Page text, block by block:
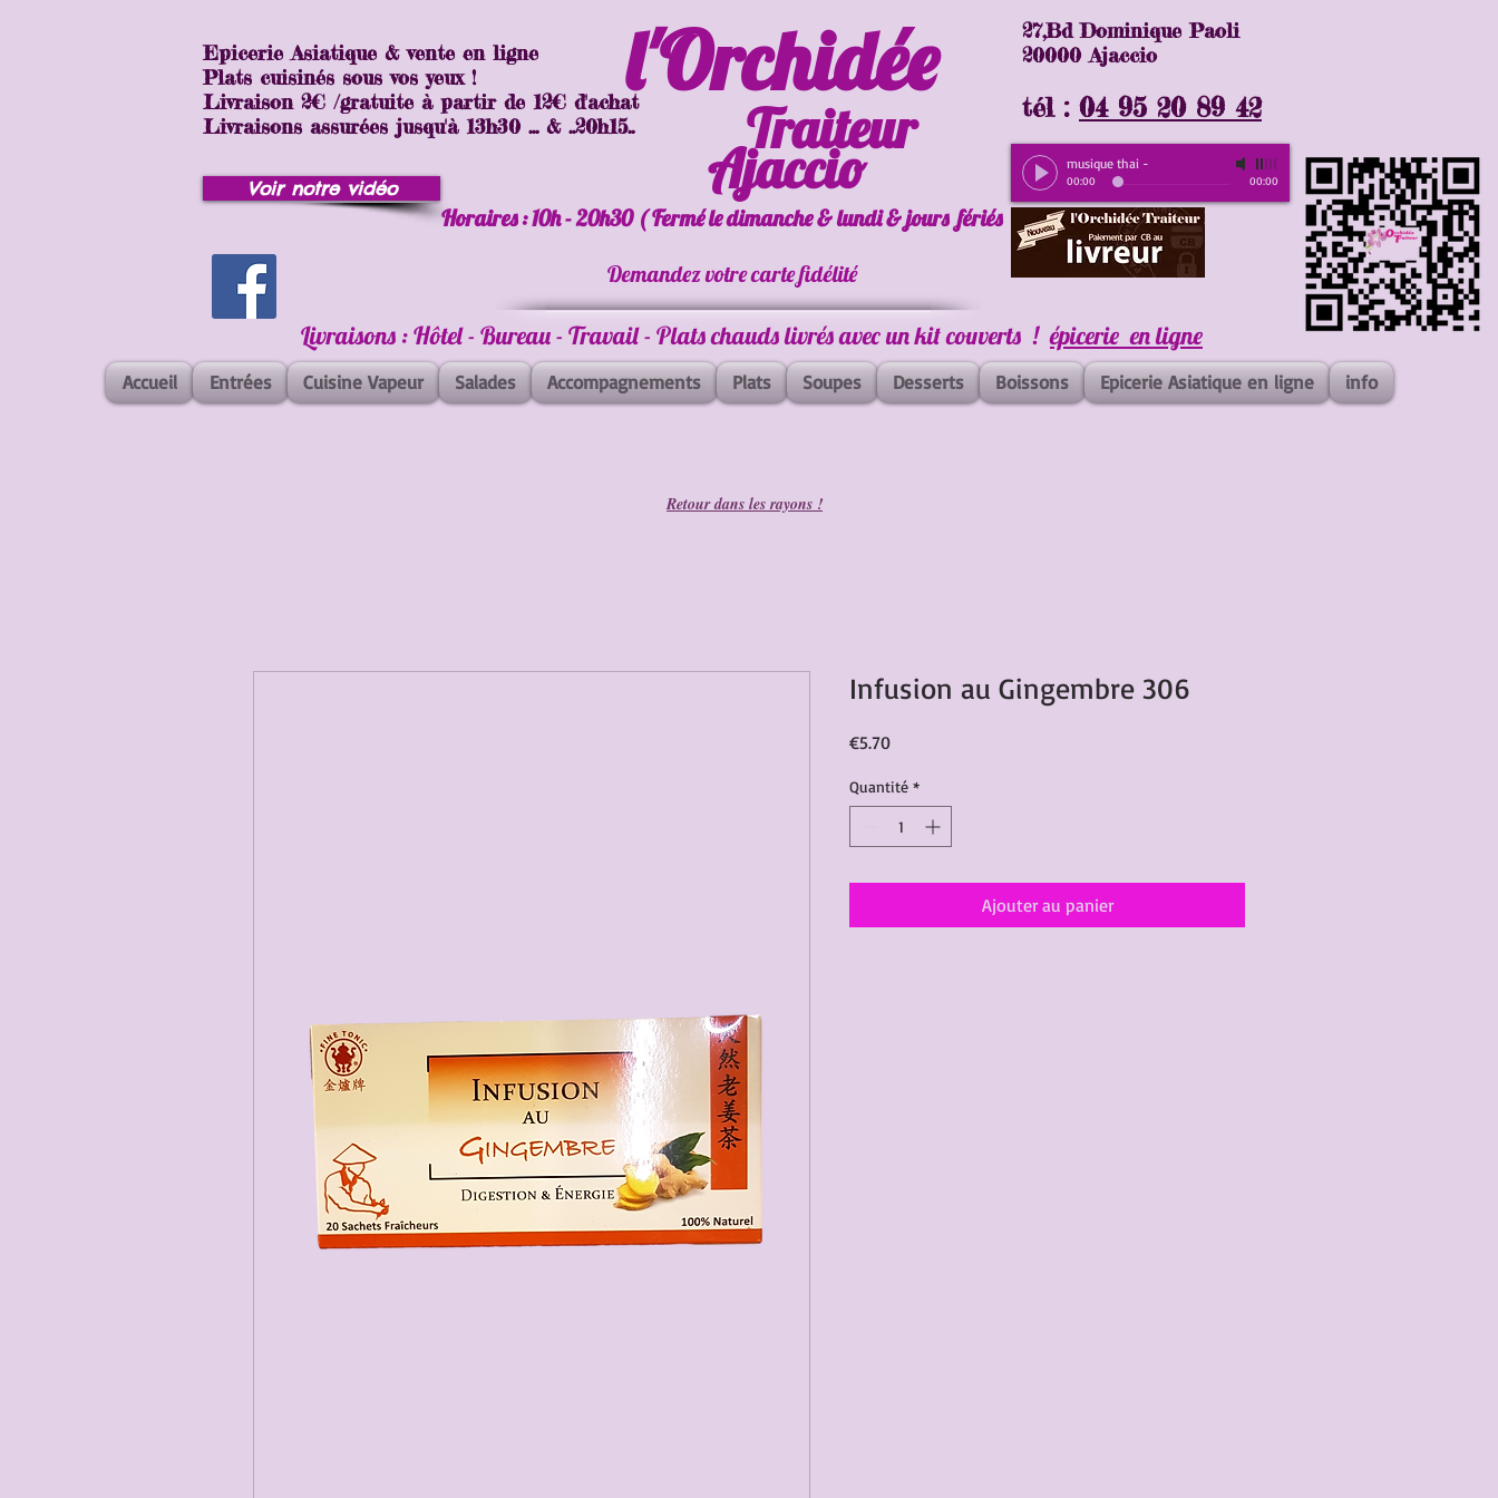
Epicerie Asiatique & vente en ligne
Plats cuisinés sous vos yeux !
Livraison 2€ /gratuite à partir de 12€ d'achat
Livraisons assurées jusqu'à 13h30 ... & ..20h15..
l'Orchidée
Voir notre vidéo
Traiteur
Ajaccio
27,Bd Dominique Paoli
20000 Ajaccio
tél : 04 95 20 89 42
musique thai -
00:00 00:00
Horaires : 10h - 20h30 ( Fermé le dimanche & lundi & jours fériés
Demandez votre carte fidélité
Livraisons : Hôtel - Bureau - Travail - Plats chauds livrés avec un kit couverts !épicerie en ligne
Accueil Entrées Cuisine Vapeur Salades Accompagnements Plats Soupes Desserts Boissons Epicerie Asiatique en ligne info
Retour dans les rayons !
Infusion au Gingembre 306
€5.70Prix
Quantité *
Ajouter au panier